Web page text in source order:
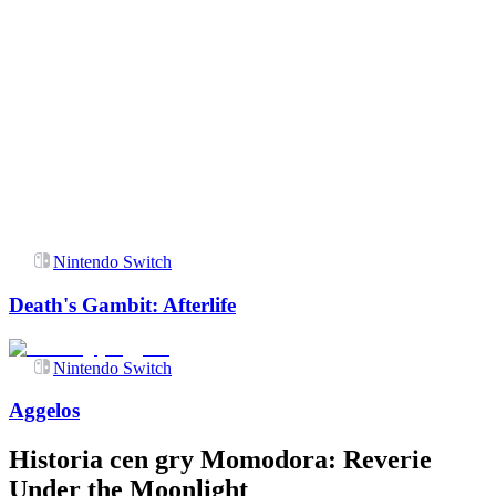
Nintendo Switch
Death's Gambit: Afterlife
Nintendo Switch
Aggelos
Historia cen gry Momodora: Reverie
Under the Moonlight